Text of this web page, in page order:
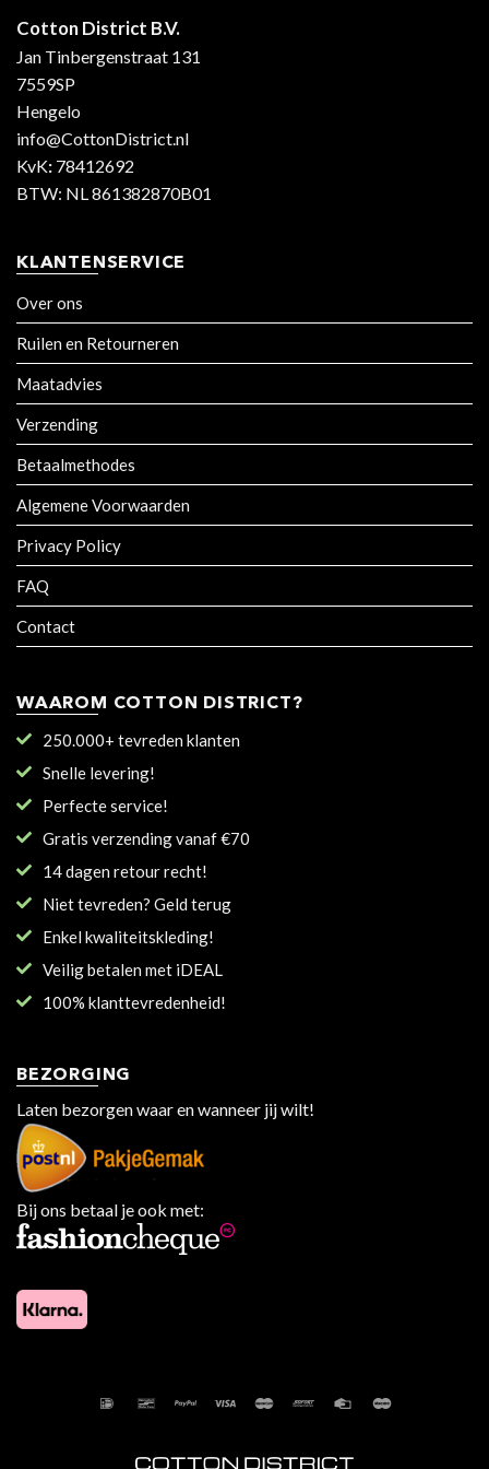
Cotton District B.V.
Jan Tinbergenstraat 131
7559SP
Hengelo
info@CottonDistrict.nl
KvK: 78412692
BTW: NL 861382870B01
KLANTENSERVICE
Over ons
Ruilen en Retourneren
Maatadvies
Verzending
Betaalmethodes
Algemene Voorwaarden
Privacy Policy
FAQ
Contact
WAAROM COTTON DISTRICT?
250.000+ tevreden klanten
Snelle levering!
Perfecte service!
Gratis verzending vanaf €70
14 dagen retour recht!
Niet tevreden? Geld terug
Enkel kwaliteitskleding!
Veilig betalen met iDEAL
100% klanttevredenheid!
BEZORGING
Laten bezorgen waar en wanneer jij wilt!
Bij ons betaal je ook met: